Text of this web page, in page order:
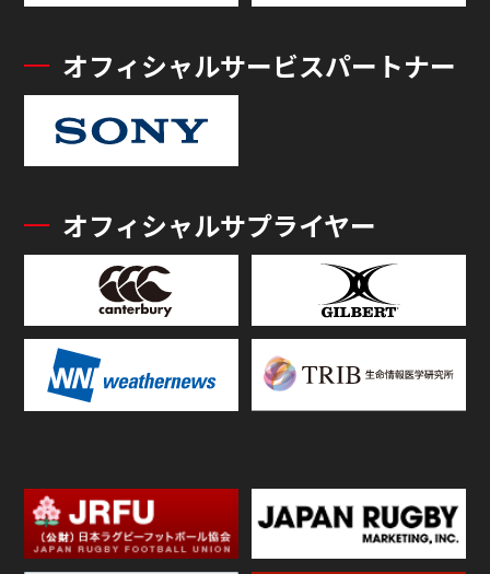
オフィシャルサービスパートナー
オフィシャルサプライヤー